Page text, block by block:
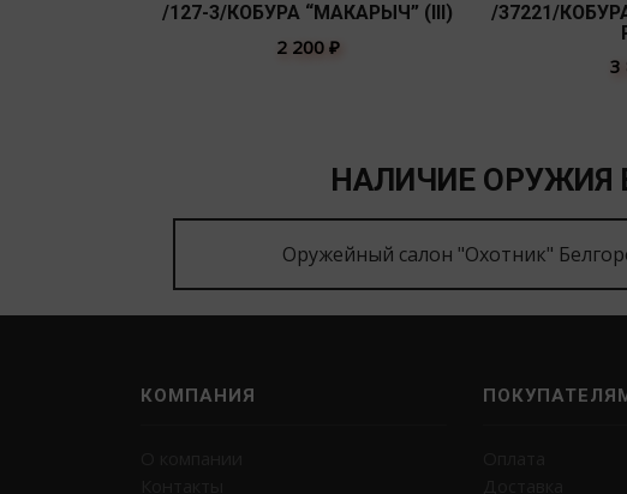
/127-3/КОБУРА “МАКАРЫЧ” (III)
2 200 ₽
/37221/
3
НАЛИЧИЕ ОРУЖИЯ
Оружейный салон "Охотник"
КОМПАНИЯ